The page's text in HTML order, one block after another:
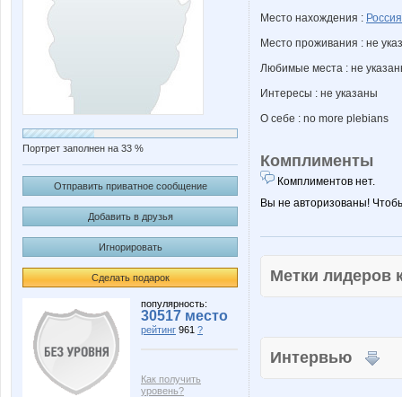
Портрет заполнен на 33 %
Отправить приватное сообщение
Добавить в друзья
Игнорировать
Сделать подарок
популярность:
30517 место
рейтинг 961 ?
Как получить
уровень?
Место нахождения : Россия
Место проживания : не
Любимые места : не
Интересы : не указаны
О себе : no more plebians
Комплименты
Комплиментов нет.
Вы не авторизованы!
Метки
Интервью